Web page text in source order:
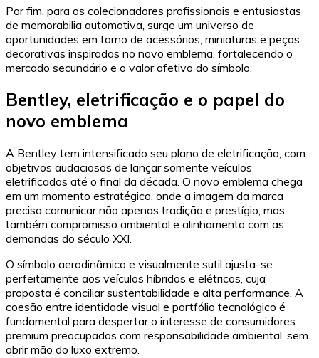
Por fim, para os colecionadores profissionais e entusiastas
de memorabilia automotiva, surge um universo de
oportunidades em torno de acessórios, miniaturas e peças
decorativas inspiradas no novo emblema, fortalecendo o
mercado secundário e o valor afetivo do símbolo.
Bentley, eletrificação e o papel do
novo emblema
A Bentley tem intensificado seu plano de eletrificação, com
objetivos audaciosos de lançar somente veículos
eletrificados até o final da década. O novo emblema chega
em um momento estratégico, onde a imagem da marca
precisa comunicar não apenas tradição e prestígio, mas
também compromisso ambiental e alinhamento com as
demandas do século XXI.
O símbolo aerodinâmico e visualmente sutil ajusta-se
perfeitamente aos veículos híbridos e elétricos, cuja
proposta é conciliar sustentabilidade e alta performance. A
coesão entre identidade visual e portfólio tecnológico é
fundamental para despertar o interesse de consumidores
premium preocupados com responsabilidade ambiental, sem
abrir mão do luxo extremo.